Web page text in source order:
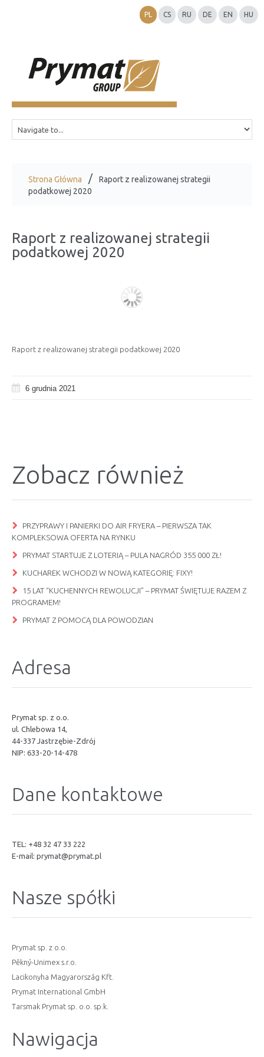
PL CS RU DE EN HU
Strona Główna
Raport z realizowanej strategii
podatkowej 2020
Raport z realizowanej strategii
podatkowej 2020
Raport z realizowanej strategii podatkowej 2020
6 grudnia 2021
Zobacz również
PRZYPRAWY I PANIERKI DO AIR FRYERA – PIERWSZA TAK
KOMPLEKSOWA OFERTA NA RYNKU
PRYMAT STARTUJE Z LOTERIĄ – PULA NAGRÓD 355 000 ZŁ!
KUCHAREK WCHODZI W NOWĄ KATEGORIĘ: FIXY!
15 LAT “KUCHENNYCH REWOLUCJI” – PRYMAT ŚWIĘTUJE RAZEM Z
PROGRAMEM!
PRYMAT Z POMOCĄ DLA POWODZIAN
Adresa
Prymat sp. z o.o.
ul. Chlebowa 14,
44-337 Jastrzębie-Zdrój
NIP: 633-20-14-478
Dane kontaktowe
TEL: +48 32 47 33 222
E-mail: prymat@prymat.pl
Nasze spółki
Prymat sp. z o.o.
Pěkný-Unimex s.r.o.
Lacikonyha Magyarország Kft.
Prymat International GmbH
Tarsmak Prymat sp. o.o. sp.k.
Nawigacja